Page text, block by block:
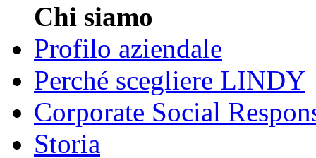
Chi siamo
Profilo aziendale
Perché scegliere LINDY
Corporate Social
Storia